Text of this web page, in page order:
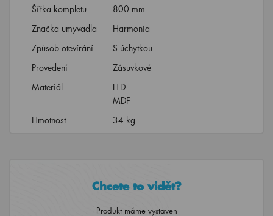
Šířka kompletu
800 mm
Značka umyvadla
Harmonia
Způsob otevírání
S úchytkou
Provedení
Zásuvkové
Materiál
LTD
MDF
Hmotnost
34 kg
Chcete to vidět?
Produkt máme vystaven